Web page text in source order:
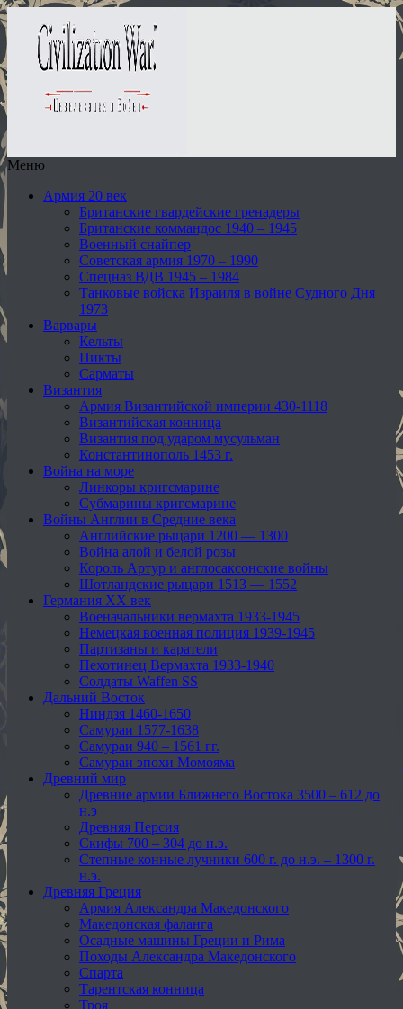
Меню
Армия 20 век
Британские гвардейские гренадеры
Британские коммандос 1940 – 1945
Военный снайпер
Советская армия 1970 – 1990
Спецназ ВДВ 1945 – 1984
Танковые войска Израиля в войне Судного Дня
1973
Варвары
Кельты
Пикты
Сарматы
Византия
Армия Византийской империи 430-1118
Византийская конница
Византия под ударом мусульман
Константинополь 1453 г.
Война на море
Линкоры кригсмарине
Субмарины кригсмарине
Войны Англии в Средние века
Английские рыцари 1200 — 1300
Война алой и белой розы
Король Артур и англосаксонские войны
Шотландские рыцари 1513 — 1552
Германия XX век
Военачальники вермахта 1933-1945
Немецкая военная полиция 1939-1945
Партизаны и каратели
Пехотинец Вермахта 1933-1940
Солдаты Waffen SS
Дальний Восток
Ниндзя 1460-1650
Самураи 1577-1638
Самураи 940 – 1561 гг.
Самураи эпохи Момояма
Древний мир
Древние армии Ближнего Востока 3500 – 612 до
н.э
Древняя Персия
Скифы 700 – 304 до н.э.
Степные конные лучники 600 г. до н.э. – 1300 г.
н.э.
Древняя Греция
Армия Александра Македонского
Македонская фаланга
Осадные машины Греции и Рима
Походы Александра Македонского
Спарта
Тарентская конница
Троя